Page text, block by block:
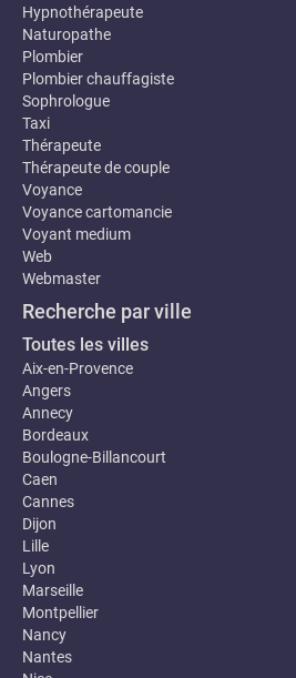
Hypnothérapeute
Naturopathe
Plombier
Plombier chauffagiste
Sophrologue
Taxi
Thérapeute
Thérapeute de couple
Voyance
Voyance cartomancie
Voyant medium
Web
Webmaster
Recherche par ville
Toutes les villes
Aix-en-Provence
Angers
Annecy
Bordeaux
Boulogne-Billancourt
Caen
Cannes
Dijon
Lille
Lyon
Marseille
Montpellier
Nancy
Nantes